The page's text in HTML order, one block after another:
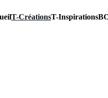
T-CréationsT-Inspirations